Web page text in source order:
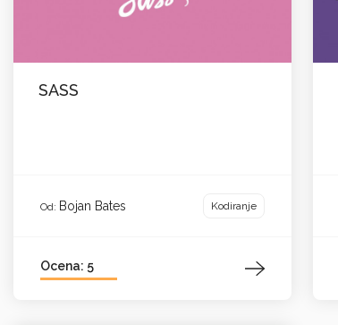
SASS
Od: Bojan Bates Kodiranje
Ocena: 5